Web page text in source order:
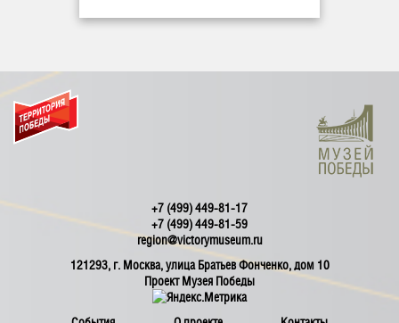
+7 (499) 449-81-17
+7 (499) 449-81-59
region@victorymuseum.ru
121293, г. Москва, улица Братьев Фонченко, дом 10
Проект Музея Победы